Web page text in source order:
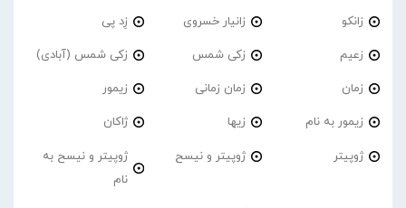
زانکو زانیار خسروی زِد پی
زعیم زکی شمس زکی شمس (آبادی)
زمان زمان زمانی زیمور
زیمور به نام زیها ژاکان
ژوپیتر ژوپیتر و نیسح
ژوپیتر و نیسح به
نام